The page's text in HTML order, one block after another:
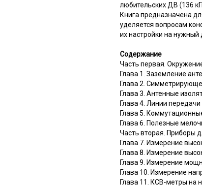
любительских ДВ (136
Книга предназначена
уделяется вопросам
их настройки на нужный
Содержание
Часть первая.
Глава 1. Заземление
Глава 2.
Глава 3. Антенные
Глава 4. Линии передачи
Глава 5.
Глава 6. Полезные
Часть вторая. Приборы
Глава 7. Измерение
Глава 8. Измерение
Глава 9. Измерение
Глава 10. Измерение
Глава 11. КСВ-метры на